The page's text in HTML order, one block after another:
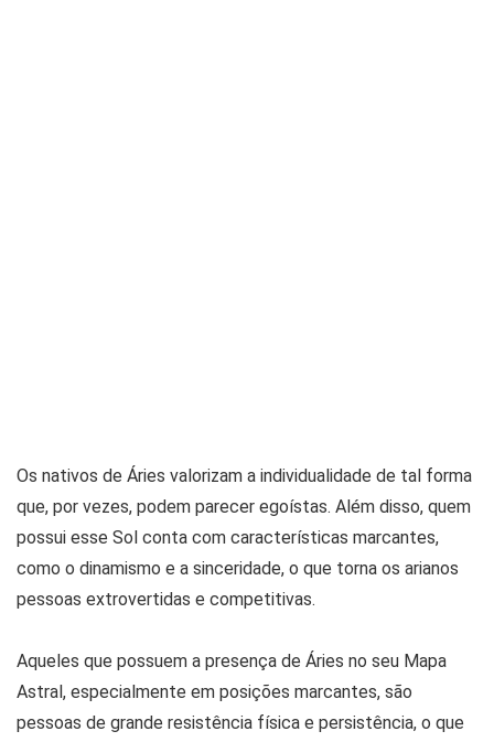
Os nativos de Áries valorizam a individualidade de tal forma
que, por vezes, podem parecer egoístas. Além disso, quem
possui esse Sol conta com características marcantes,
como o dinamismo e a sinceridade, o que torna os arianos
pessoas extrovertidas e competitivas.
Aqueles que possuem a presença de Áries no seu Mapa
Astral, especialmente em posições marcantes, são
pessoas de grande resistência física e persistência, o que